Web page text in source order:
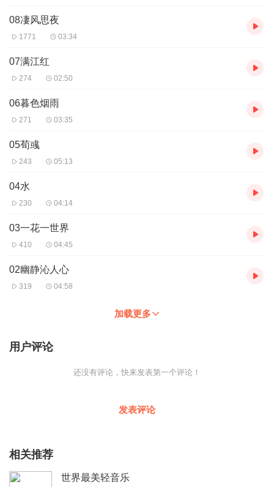
08凄风思夜
1771 03:34
07满江红
274 02:50
06暮色烟雨
271 03:35
05荀彧
243 05:13
04水
230 04:14
03一花一世界
410 04:45
02幽静沁人心
319 04:58
加载更多
用户评论
还没有评论，快来发表第一个评论！
发表评论
相关推荐
世界最美轻音乐